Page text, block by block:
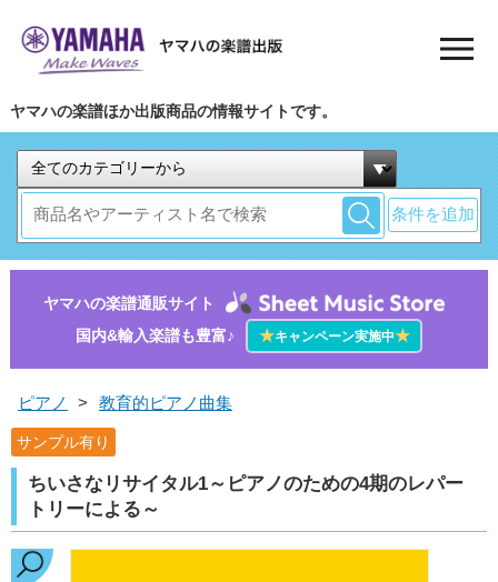
ヤマハの楽譜ほか出版商品の情報サイトです。
条件を追加
ヤマハの楽譜通販サイト
国内&輸入楽譜も豊富♪
★キャンペーン実施中★
ピアノ > 教育的ピアノ曲集
サンプル有り
ちいさなリサイタル1～ピアノのための4期のレパー
トリーによる～